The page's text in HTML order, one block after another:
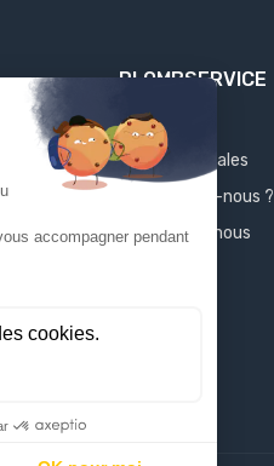
PLOMBSERVICE
Mentions légales
Qui sommes-nous ?
Contactez-nous